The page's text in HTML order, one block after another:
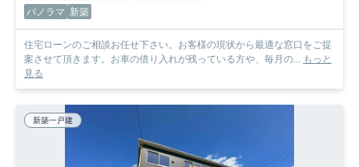
パノラマ 新築
住宅ローンのご相談お任せ下さい。お客様の現状から最適な窓口をご提
案させて頂きます。お車の借り入れが残っている方や、毎月の... もっと
見る
新築一戸建